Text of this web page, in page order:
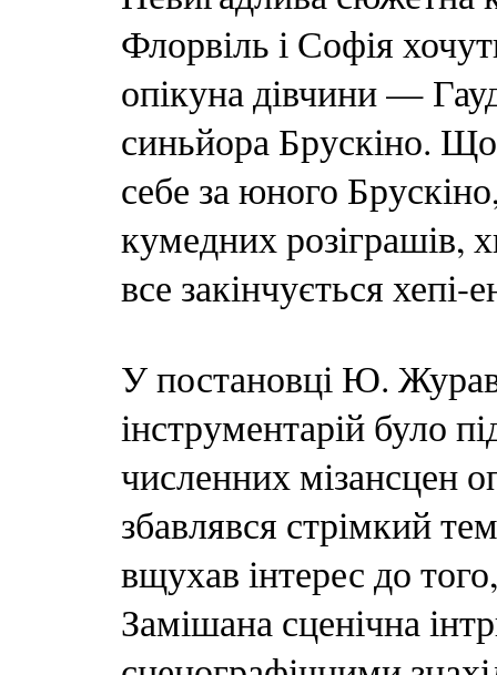
Флорвіль і Софія
опікуна дівчини —
синьйора Брускіно.
себе за юного
кумедних розіграшів,
все закінчується хепі-
У постановці Ю.
інструментарій було
численних мізансцен
збавлявся стрімкий
вщухав інтерес до
Замішана сценічна